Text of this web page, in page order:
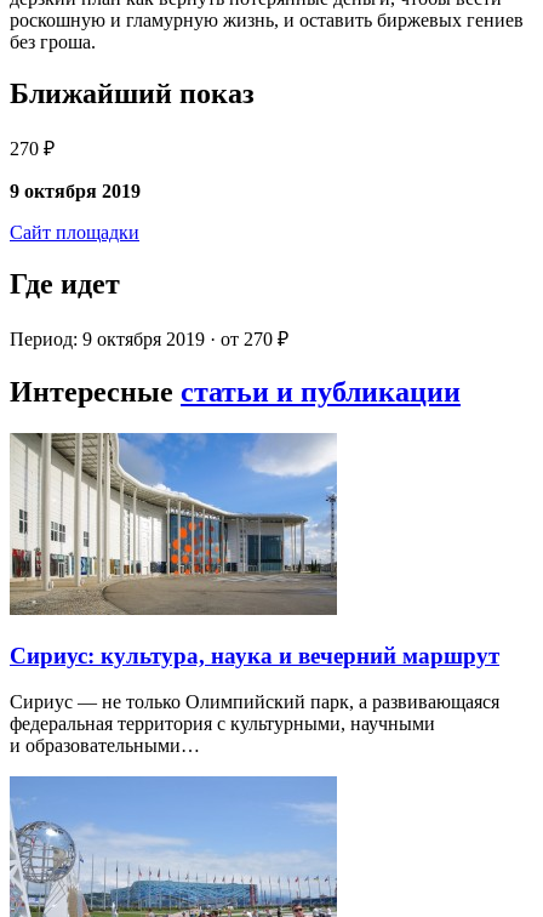
роскошную и гламурную жизнь, и оставить биржевых гениев
без гроша.
Ближайший показ
270 ₽
9 октября 2019
Сайт площадки
Где идет
Период: 9 октября 2019 · от 270 ₽
Интересные статьи и публикации
Сириус: культура, наука и вечерний маршрут
Сириус — не только Олимпийский парк, а развивающаяся
федеральная территория с культурными, научными
и образовательными…